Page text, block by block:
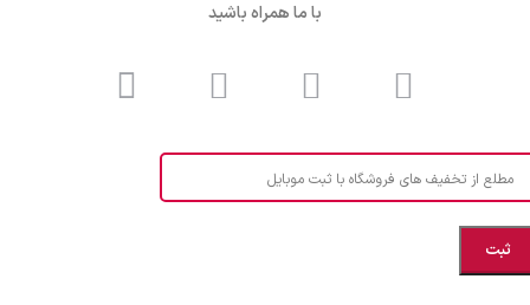
با ما همراه باشید
مطلع از تخفیف های فروشگاه با ثبت موبایل